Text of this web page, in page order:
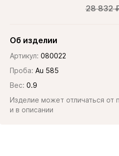
28 832
Об изделии
Артикул: 080022
Проба: Au 585
Вес: 0.9
Изделие может отличаться от
и в описании